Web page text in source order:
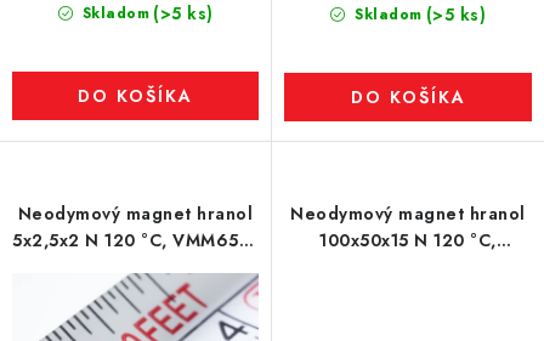
Skladom (>5 ks)
DO KOŠÍKA
Skladom (>5 ks)
DO KOŠÍKA
Neodymový magnet hranol
5x2,5x2 N 120 °C, VMM65H-
N44H
Neodymový magnet hranol
100x50x15 N 120 °C,